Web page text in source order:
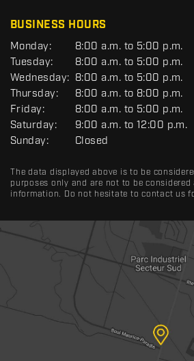
BUSINESS HOURS
G
E
N
E
R
A
L
Monday:
8:00 a.m. to 5:00 p.m.
Tuesday:
8:00 a.m. to 5:00 p.m.
Wednesday: 8:00 a.m. to 5:00 p.m.
Thursday:
8:00 a.m. to 8:00 p.m.
Friday:
8:00 a.m. to 5:00 p.m.
Saturday:
9:00 a.m. to 12:00 p.m.
Sunday:
Closed
The data displayed above is to be
purposes only and are not to be
information. Do not hesitate to contact us